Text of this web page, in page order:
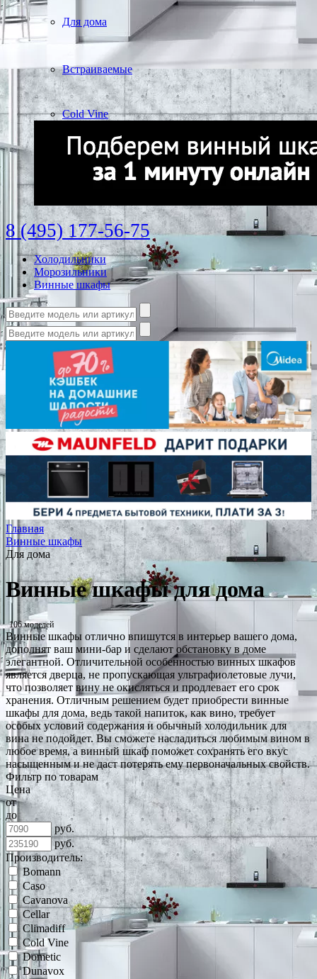
Для дома
Встраиваемые
Cold Vine
8 (495) 177-56-75
Холодильники
Морозильники
Винные шкафы
Главная
Винные шкафы
Для дома
Винные шкафы для дома
106 моделей
Винные шкафы отлично впишутся в интерьер вашего дома,
дополнят ваш мини-бар и сделают обстановку в доме
элегантной. Отличительной особенностью винных шкафов
является дверца, не пропускающая ультрафиолетовые лучи,
что позволяет вину не окисляться и продлевает его срок
хранения. Отличным решением будет приобрести винные
шкафы для дома, ведь такой напиток, как вино, требует
особых условий содержания и обычный холодильник для
вина не подойдет. Вы сможете насладиться любимым вином в
любое время, а винный шкаф поможет сохранять его вкус
насыщенным и не даст потерять ему первоначальных свойств.
Фильтр по товарам
Цена
от
до
руб.
руб.
Производитель:
Bomann
Caso
Cavanova
Cellar
Climadiff
Cold Vine
Dometic
Dunavox